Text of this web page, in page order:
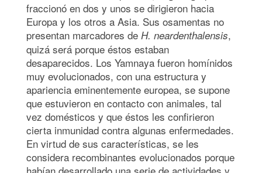
fraccionó en dos y unos se dirigieron hacia
Europa y los otros a Asia. Sus osamentas no
presentan marcadores de H. neardenthalensis,
quizá será porque éstos estaban
desaparecidos. Los Yamnaya fueron homínidos
muy evolucionados, con una estructura y
apariencia eminentemente europea, se supone
que estuvieron en contacto con animales, tal
vez domésticos y que éstos les confirieron
cierta inmunidad contra algunas enfermedades.
En virtud de sus características, se les
considera recombinantes evolucionados porque